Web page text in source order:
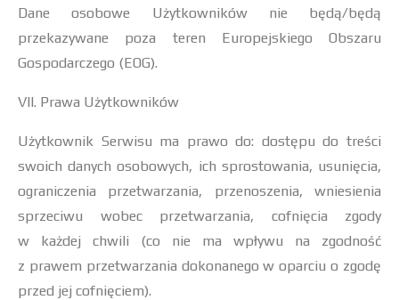
Dane osobowe Użytkowników nie będą/będą
przekazywane poza teren Europejskiego Obszaru
Gospodarczego (EOG).
VII. Prawa Użytkowników
Użytkownik Serwisu ma prawo do: dostępu do treści
swoich danych osobowych, ich sprostowania, usunięcia,
ograniczenia przetwarzania, przenoszenia, wniesienia
sprzeciwu wobec przetwarzania, cofnięcia zgody
w każdej chwili (co nie ma wpływu na zgodność
z prawem przetwarzania dokonanego w oparciu o zgodę
przed jej cofnięciem).